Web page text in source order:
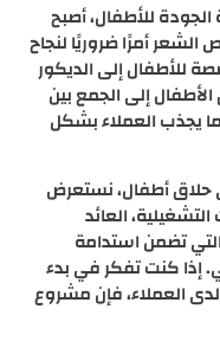
للأطفال، أصبح
الشعر أمرًا ضروريًا لنجاح
للأطفال إلى الديكور
إلى الجمع بين
يجذب العملاء بشكل
حلاق أطفال، نستعرض
العائد
تضمن استدامة
إذا كنت تفكر في بدء
لدى العملاء، فإن مشروع